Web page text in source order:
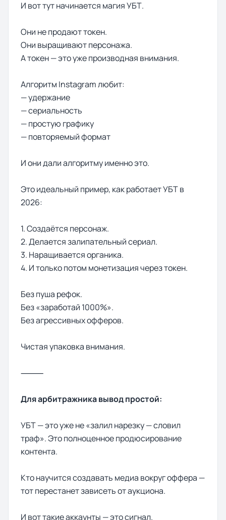
И вот тут начинается магия УБТ.
Они не продают токен.
Они выращивают персонажа.
А токен — это уже производная внимания.
Алгоритм Instagram любит:
— удержание
— сериальность
— простую графику
— повторяемый формат
И они дали алгоритму именно это.
Это идеальный пример, как работает УБТ в
2026:
1. Создаётся персонаж.
2. Делается залипательный сериал.
3. Наращивается органика.
4. И только потом монетизация через токен.
Без пуша рефок.
Без «заработай 1000%».
Без агрессивных офферов.
Чистая упаковка внимания.
⸻
Для арбитражника вывод простой:
УБТ — это уже не «залил нарезку — словил
траф». Это полноценное продюсирование
контента.
Кто научится создавать медиа вокруг оффера —
тот перестанет зависеть от аукциона.
И вот такие аккаунты — это сигнал.